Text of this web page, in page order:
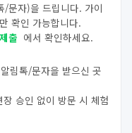
/문자)을 드립니다. 가이
확인 가능합니다.
출 에서 확인하세요.
림톡/문자을 받으신 곳
승인 없이 방문 시 체험